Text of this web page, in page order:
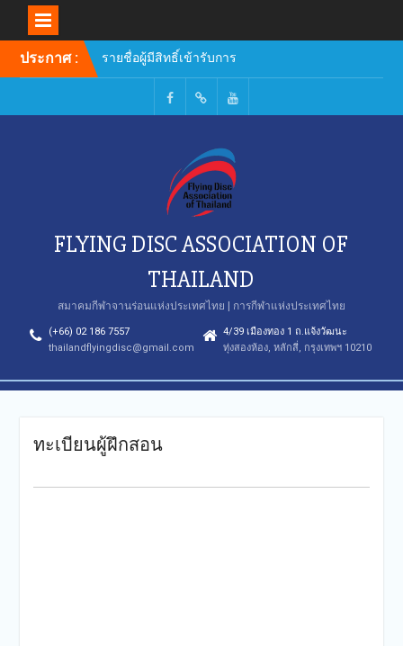
ประกาศ :
รายชื่อผู้มีสิทธิ์เข้ารับการ
อบรมหลักสูตรผู้ฝึกสอน
Facebook
TikTokYoutube
FLYING DISC ASSOCIATION OF
THAILAND
สมาคมกีฬาจานร่อนแห่งประเทศไทย | การกีฬาแห่งประเทศไทย
(+66) 02 186 7557
thailandflyingdisc@gmail.com
4/39 เมืองทอง 1 ถ.แจ้งวัฒนะ
ทุ่งสองห้อง, หลักสี่, กรุงเทพฯ 10210
ทะเบียนผู้ฝึกสอน